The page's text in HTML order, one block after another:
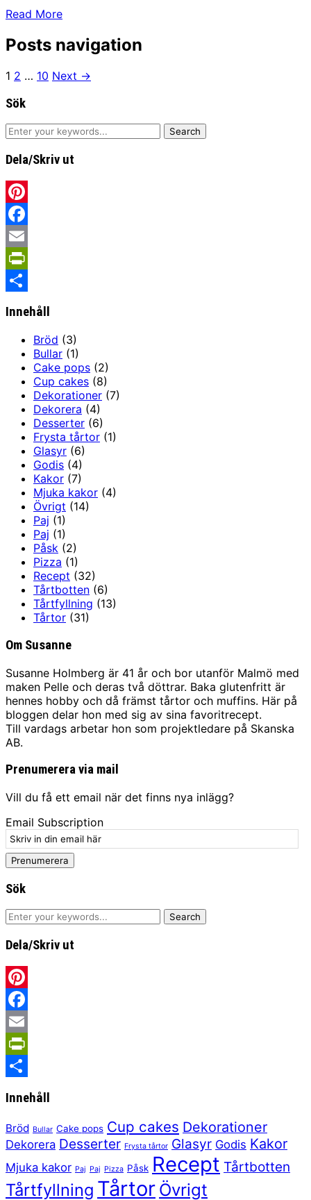
Read More
Posts navigation
1 2 … 10 Next →
Sök
Dela/Skriv ut
Pinterest
Facebook
Email
PrintFriendly
Innehåll
Bröd (3)
Bullar (1)
Cake pops (2)
Cup cakes (8)
Dekorationer (7)
Dekorera (4)
Desserter (6)
Frysta tårtor (1)
Glasyr (6)
Godis (4)
Kakor (7)
Mjuka kakor (4)
Övrigt (14)
Paj (1)
Paj (1)
Påsk (2)
Pizza (1)
Recept (32)
Tårtbotten (6)
Tårtfyllning (13)
Tårtor (31)
Om Susanne
Susanne Holmberg är 41 år och bor utanför Malmö med
maken Pelle och deras två döttrar. Baka glutenfritt är
hennes hobby och då främst tårtor och muffins. Här på
bloggen delar hon med sig av sina favoritrecept.
Till vardags arbetar hon som projektledare på Skanska
AB.
Prenumerera via mail
Vill du få ett email när det finns nya inlägg?
Email Subscription
Prenumerera
Sök
Dela/Skriv ut
Pinterest
Facebook
Email
PrintFriendly
Innehåll
Bröd Bullar Cake pops Cup cakes Dekorationer
Dekorera Desserter Frysta tårtor Glasyr Godis Kakor
Mjuka kakor Paj Paj Pizza Påsk Recept Tårtbotten
Tårtfyllning Tårtor Övrigt